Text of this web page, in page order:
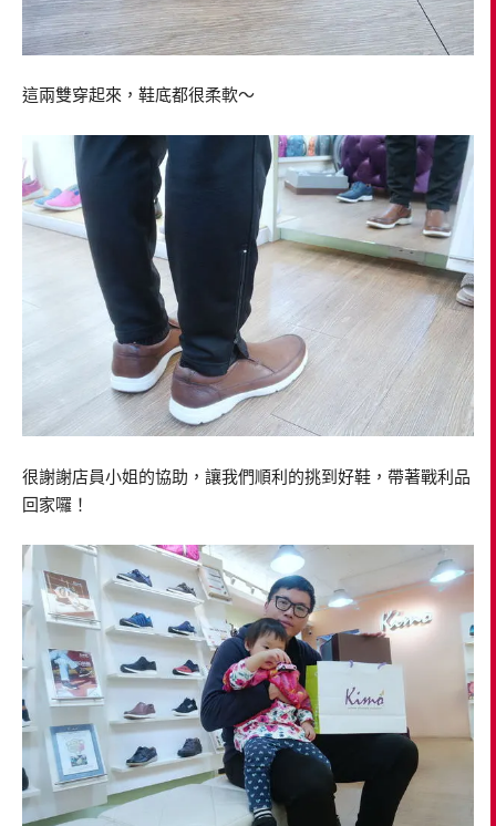
這兩雙穿起來，鞋底都很柔軟～
很謝謝店員小姐的協助，讓我們順利的挑到好鞋，帶著戰利品
回家囉！